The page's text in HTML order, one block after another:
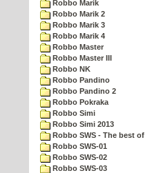
Robbo Marik
Robbo Marik 2
Robbo Marik 3
Robbo Marik 4
Robbo Master
Robbo Master III
Robbo NK
Robbo Pandino
Robbo Pandino 2
Robbo Pokraka
Robbo Simi
Robbo Simi 2013
Robbo SWS - The best of
Robbo SWS-01
Robbo SWS-02
Robbo SWS-03